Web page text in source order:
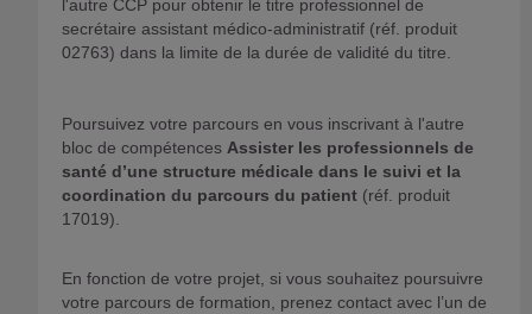
l'autre CCP pour obtenir le titre professionnel de
secrétaire assistant médico-administratif (réf. produit
02763) dans la limite de la durée de validité du titre.
Poursuivez votre parcours en vous inscrivant à l'autre
bloc de compétences Assister les professionnels de
santé d’une structure médicale dans le suivi et la
coordination du parcours du patient (réf. produit
17019).
En fonction de votre projet, si vous souhaitez poursuivre
votre parcours de formation, prenez contact avec l’un de